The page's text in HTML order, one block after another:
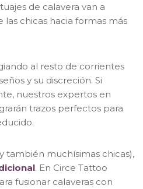
de calavera van a
chicas hacia formas más
al resto de corrientes
y su discreción. Si
nuestros expertos en
trazos perfectos para
también muchísimas chicas),
. En Circe Tattoo
fusionar calaveras con